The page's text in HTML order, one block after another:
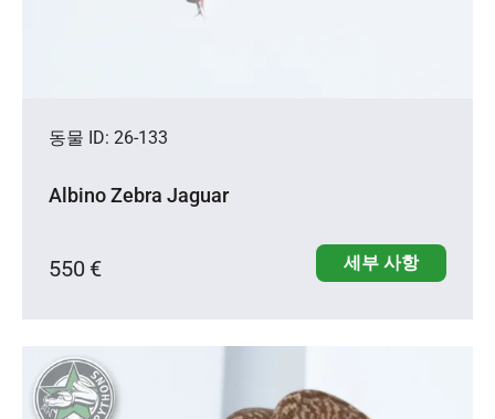
동물 ID: 26-133
Albino Zebra Jaguar
550 € 세부 사항